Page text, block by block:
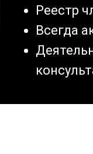
Реестр
Всегда